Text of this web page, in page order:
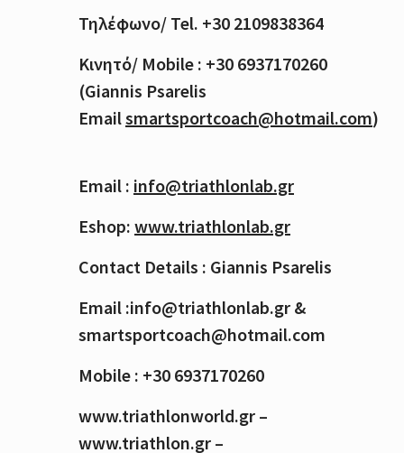
Τηλέφωνο/ Tel. +30 2109838364
Κινητό/ Mobile : +30 6937170260
(Giannis Psarelis
Emailsmartsportcoach@hotmail.com)
Email : info@triathlonlab.gr
Eshop: www.triathlonlab.gr
Contact Details : Giannis Psarelis
Email :info@triathlonlab.gr &
smartsportcoach@hotmail.com
Mobile : +30 6937170260
www.triathlonworld.gr –
www.triathlon.gr –